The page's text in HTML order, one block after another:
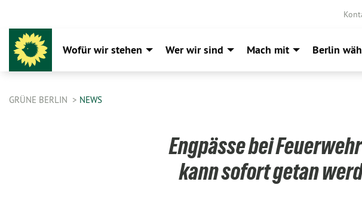
Wofür wir stehen Wer wir sind Mach mit Berlin
GRÜNE BERLIN NEWS
Engpässe bei
kann sofort getan